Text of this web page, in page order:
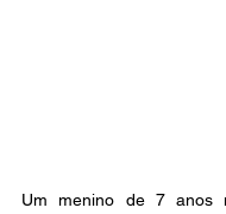
Um menino de 7 anos